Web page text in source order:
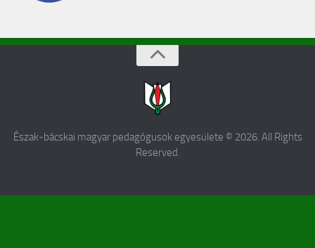
Észak-bácskai magyar pedagógusok egyesülete © 2026. All Rights
Reserved.